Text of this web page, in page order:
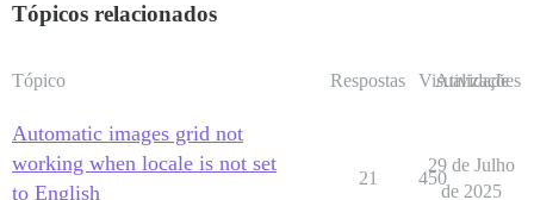
Tópicos relacionados
Tópico Respostas Visualizações
Atividade
Automatic images grid not
working when locale is not set
to English
21 450
29 de Julho
de 2025